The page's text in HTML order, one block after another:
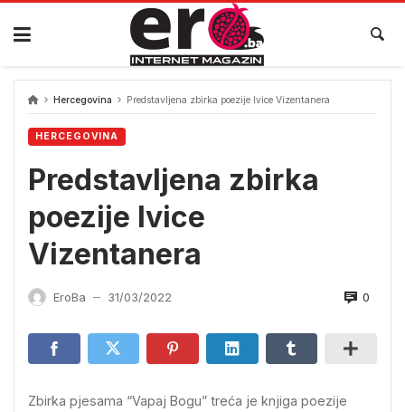
Skip
content
Hercegovina Predstavljena zbirka poezije Ivice Vizentanera
HERCEGOVINA
Predstavljena zbirka
poezije Ivice
Vizentanera
EroBa — 31/03/2022 0
Zbirka pjesama “Vapaj Bogu” treća je knjiga poezije